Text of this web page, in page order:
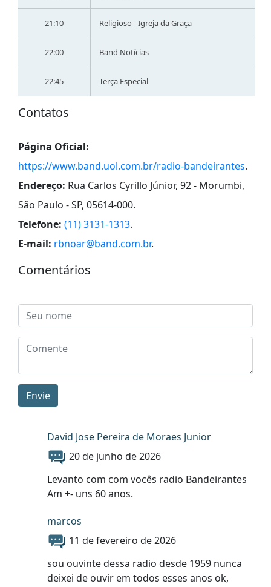
21:10 Religioso - Igreja da Graça
22:00 Band Notícias
22:45 Terça Especial
Contatos
Página Oficial:
https://www.band.uol.com.br/radio-bandeirantes.
Endereço: Rua Carlos Cyrillo Júnior, 92 - Morumbi,
São Paulo - SP, 05614-000.
Telefone: (11) 3131-1313.
E-mail: rbnoar@band.com.br.
Comentários
Envie
David Jose Pereira de Moraes Junior
20 de junho de 2026
Levanto com com vocês radio Bandeirantes
Am +- uns 60 anos.
marcos
11 de fevereiro de 2026
sou ouvinte dessa radio desde 1959 nunca
deixei de ouvir em todos esses anos ok,